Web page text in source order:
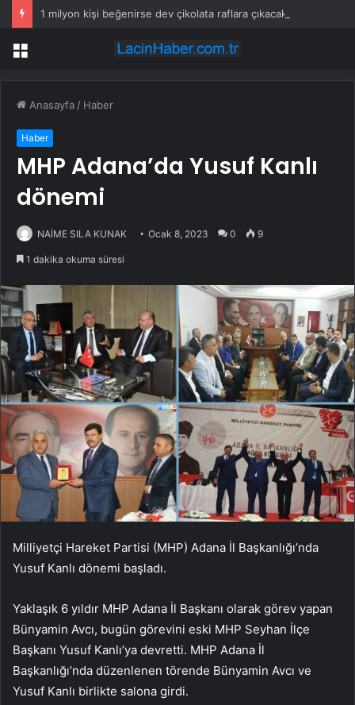
1 milyon kişi beğenirse dev çikolata raflara çıkacak
Menü
Anasayfa / Haber
Haber
MHP Adana’da Yusuf Kanlı
dönemi
NAİME SILA KUNAK Ocak 8, 2023 0 9
1 dakika okuma süresi
Milliyetçi Hareket Partisi (MHP) Adana İl Başkanlığı’nda
Yusuf Kanlı dönemi başladı.
Yaklaşık 6 yıldır MHP Adana İl Başkanı olarak görev yapan
Bünyamin Avcı, bugün görevini eski MHP Seyhan İlçe
Başkanı Yusuf Kanlı’ya devretti. MHP Adana İl
Başkanlığı’nda düzenlenen törende Bünyamin Avcı ve
Yusuf Kanlı birlikte salona girdi.